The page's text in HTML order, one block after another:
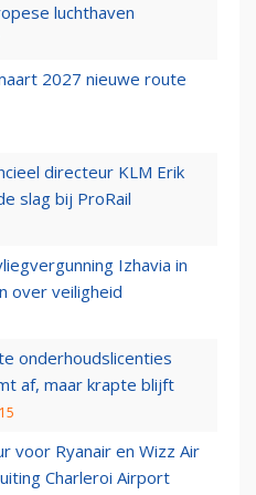
luchthaven
2027 nieuwe route
directeur KLM Erik
slag bij ProRail
Izhavia in
over veiligheid
onderhoudslicenties
af, maar krapte blijft
voor Ryanair en Wizz Air
Charleroi Airport